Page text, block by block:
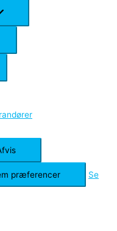
præferencer
Se